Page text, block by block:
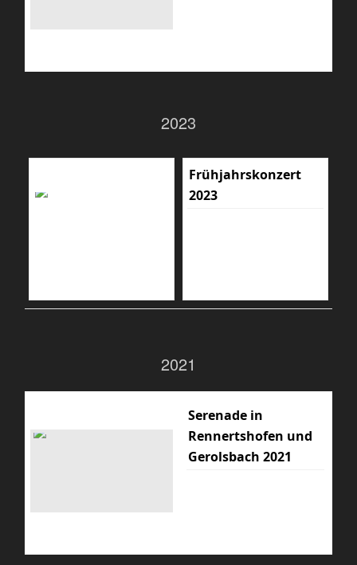
2023
Frühjahrskonzert
2023
2021
Serenade in
Rennertshofen und
Gerolsbach 2021